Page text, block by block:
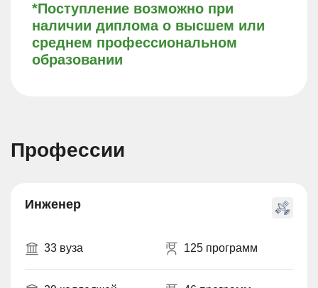
*Поступление возможно при
наличии диплома о высшем или
среднем профессиональном
образовании
Профессии
Инженер
33 вуза 125 программ